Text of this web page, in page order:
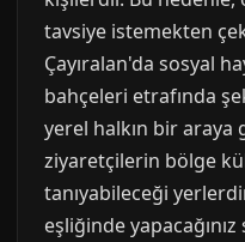
tavsiye istemekten
Çayıralan'da sosyal
bahçeleri etrafında
yerel halkın bir araya
ziyaretçilerin bölge
tanıyabileceği
eşliğinde